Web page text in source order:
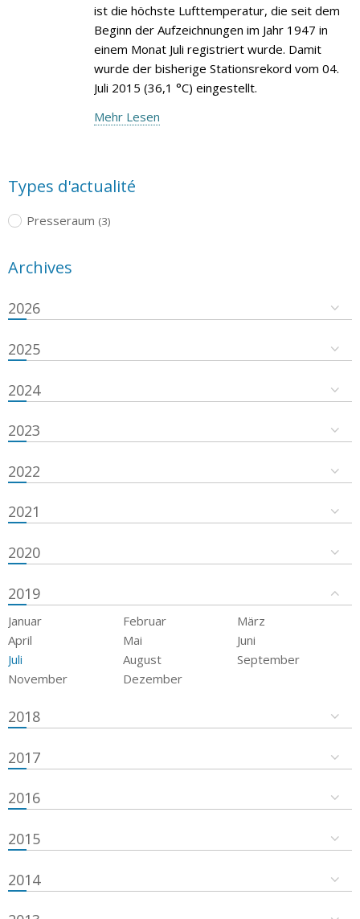
ist die höchste Lufttemperatur, die seit dem
Beginn der Aufzeichnungen im Jahr 1947 in
einem Monat Juli registriert wurde. Damit
wurde der bisherige Stationsrekord vom 04.
Juli 2015 (36,1 °C) eingestellt.
Mehr Lesen
Types d'actualité
Presseraum (3)
Archives
2026
2025
2024
2023
2022
2021
2020
2019
Januar Februar
März
April
Mai
Juni
Juli
August
September
November
Dezember
2018
2017
2016
2015
2014